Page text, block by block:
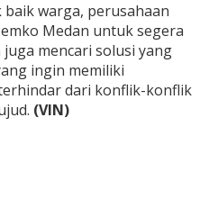
warga, perusahaan
Medan untuk segera
mencari solusi yang
ingin memiliki
dari konflik-konflik
(VIN)